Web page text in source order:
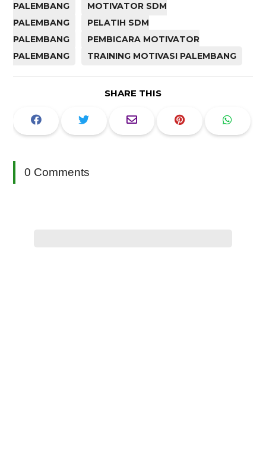
PALEMBANG
MOTIVATOR SDM
PALEMBANG
PELATIH SDM
PALEMBANG
PEMBICARA MOTIVATOR
PALEMBANG
TRAINING MOTIVASI PALEMBANG
SHARE THIS
0 Comments